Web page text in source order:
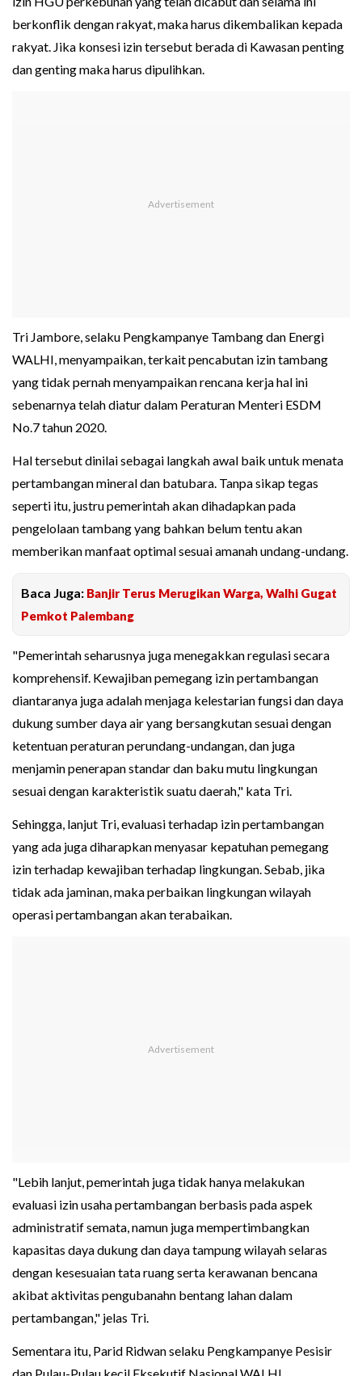
berkonflik dengan rakyat, maka harus dikembalikan kepada
rakyat. Jika konsesi izin tersebut berada di Kawasan penting
dan genting maka harus dipulihkan.
Tri Jambore, selaku Pengkampanye Tambang dan Energi
WALHI, menyampaikan, terkait pencabutan izin tambang
yang tidak pernah menyampaikan rencana kerja hal ini
sebenarnya telah diatur dalam Peraturan Menteri ESDM
No.7 tahun 2020.
Hal tersebut dinilai sebagai langkah awal baik untuk menata
pertambangan mineral dan batubara. Tanpa sikap tegas
seperti itu, justru pemerintah akan dihadapkan pada
pengelolaan tambang yang bahkan belum tentu akan
memberikan manfaat optimal sesuai amanah undang-undang.
Baca Juga: Banjir Terus Merugikan Warga, Walhi Gugat
Pemkot Palembang
"Pemerintah seharusnya juga menegakkan regulasi secara
komprehensif. Kewajiban pemegang izin pertambangan
diantaranya juga adalah menjaga kelestarian fungsi dan daya
dukung sumber daya air yang bersangkutan sesuai dengan
ketentuan peraturan perundang-undangan, dan juga
menjamin penerapan standar dan baku mutu lingkungan
sesuai dengan karakteristik suatu daerah," kata Tri.
Sehingga, lanjut Tri, evaluasi terhadap izin pertambangan
yang ada juga diharapkan menyasar kepatuhan pemegang
izin terhadap kewajiban terhadap lingkungan. Sebab, jika
tidak ada jaminan, maka perbaikan lingkungan wilayah
operasi pertambangan akan terabaikan.
"Lebih lanjut, pemerintah juga tidak hanya melakukan
evaluasi izin usaha pertambangan berbasis pada aspek
administratif semata, namun juga mempertimbangkan
kapasitas daya dukung dan daya tampung wilayah selaras
dengan kesesuaian tata ruang serta kerawanan bencana
akibat aktivitas pengubanahn bentang lahan dalam
pertambangan," jelas Tri.
Sementara itu, Parid Ridwan selaku Pengkampanye Pesisir